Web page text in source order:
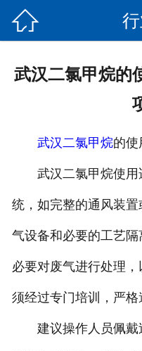

武汉二氯甲烷的
武汉二氯甲烷的使
武汉二氯甲烷使用
统，如完整的通风装
气设备和必要的工艺
必要对废气进行处理
须经过专门培训，严格
建议操作人员佩戴